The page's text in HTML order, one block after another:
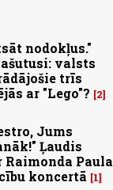
nodokļus."
valsts
trīs
ar "Lego"?
2
Jums
Ļaudis
Raimonda Paula
koncertā
1